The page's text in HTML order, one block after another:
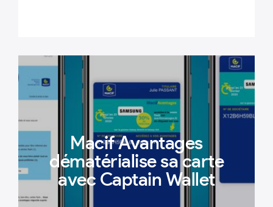
Macif Avantages
dématérialise sa carte
avec Captain Wallet